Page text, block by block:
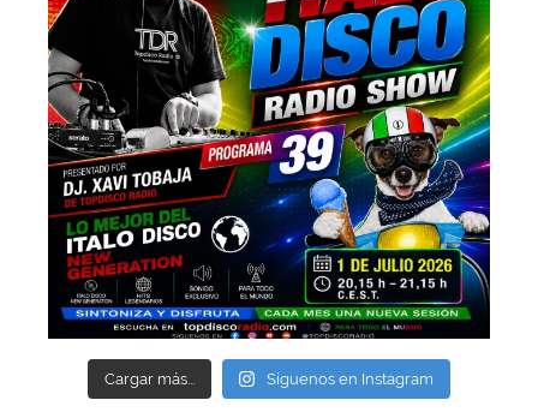
Cargar más... Síguenos en Instagram